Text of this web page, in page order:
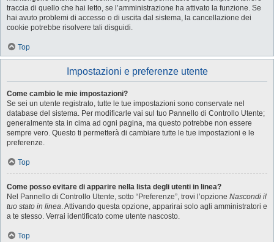
traccia di quello che hai letto, se l’amministrazione ha attivato la funzione. Se
hai avuto problemi di accesso o di uscita dal sistema, la cancellazione dei
cookie potrebbe risolvere tali disguidi.
Top
Impostazioni e preferenze utente
Come cambio le mie impostazioni?
Se sei un utente registrato, tutte le tue impostazioni sono conservate nel
database del sistema. Per modificarle vai sul tuo Pannello di Controllo Utente;
generalmente sta in cima ad ogni pagina, ma questo potrebbe non essere
sempre vero. Questo ti permetterà di cambiare tutte le tue impostazioni e le
preferenze.
Top
Come posso evitare di apparire nella lista degli utenti in linea?
Nel Pannello di Controllo Utente, sotto “Preferenze”, trovi l’opzione Nascondi il
tuo stato in linea. Attivando questa opzione, apparirai solo agli amministratori e
a te stesso. Verrai identificato come utente nascosto.
Top